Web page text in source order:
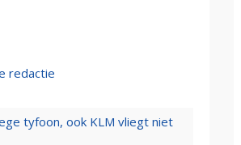
redactie
tyfoon, ook KLM vliegt niet